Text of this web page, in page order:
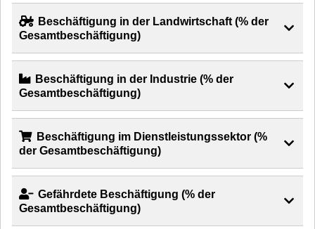
Beschäftigung in der Landwirtschaft (% der
Gesamtbeschäftigung)
Beschäftigung in der Industrie (% der
Gesamtbeschäftigung)
Beschäftigung im Dienstleistungssektor (%
der Gesamtbeschäftigung)
Gefährdete Beschäftigung (% der
Gesamtbeschäftigung)